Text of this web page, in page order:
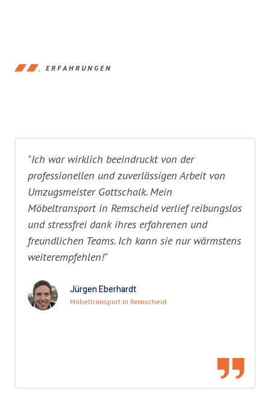
ERFAHRUNGEN
"Ich war wirklich beeindruckt von der
professionellen und zuverlässigen Arbeit von
Umzugsmeister Gottschalk. Mein
Möbeltransport in Remscheid verlief reibungslos
und stressfrei dank ihres erfahrenen und
freundlichen Teams. Ich kann sie nur wärmstens
weiterempfehlen!"
Jürgen Eberhardt
Möbeltransport in Remscheid